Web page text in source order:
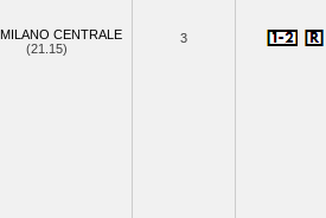
MILANO CENTRALE
(21.15)
3